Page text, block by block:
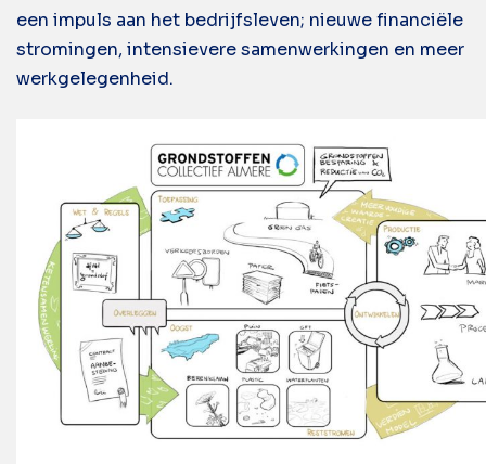
een impuls aan het bedrijfsleven; nieuwe financiële
stromingen, intensievere samenwerkingen en meer
werkgelegenheid.